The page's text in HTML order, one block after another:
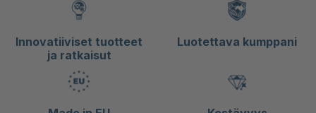
Innovatiiviset tuotteet
ja ratkaisut
Luotettava kumppani